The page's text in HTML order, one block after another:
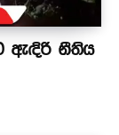
ඇඳිරි නීතිය